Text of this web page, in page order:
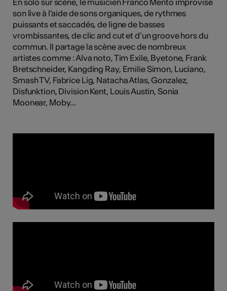
son live à l’aide de sons organiques, de rythmes
puissants et saccadés, de ligne de basses
vrombissantes, de clic and cut et d’un groove hors du
commun. Il partage la scène avec de nombreux
artistes comme : Alva noto, Tim Exile, Byetone, Frank
Bretschneider, Kangding Ray, Emilie Simon, Luciano,
Smash TV, Fabrice Lig, Natacha Atlas, Gonzalez,
Disfunktion, Division Kent, Louis Austin, Sonia
Moonear, Moby...